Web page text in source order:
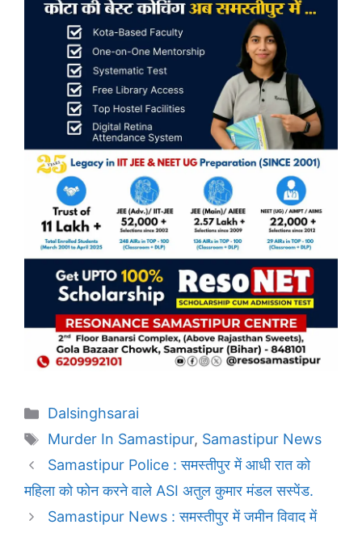
Categories
Dalsinghsarai
Tags
Murder In Samastipur, Samastipur News
Samastipur Police : समस्तीपुर में आधी रात को
महिला को फोन करने वाले ASI अतुल कुमार मंडल सस्पेंड.
Samastipur News : समस्तीपुर में जमीन विवाद में